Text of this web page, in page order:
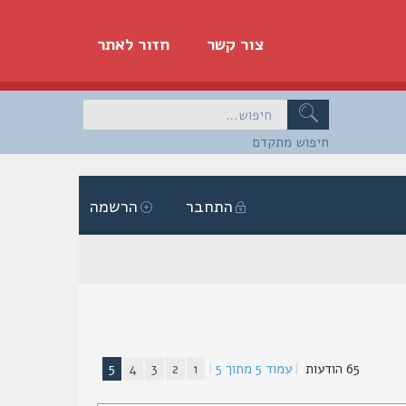
חזור לאתר צור קשר
חיפוש מתקדם
הרשמה התחבר
65 הודעות | עמוד 5 מתוך 5
|
1
2
3
4
5